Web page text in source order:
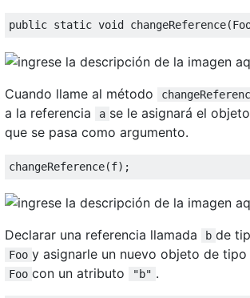
public static void changeReference(
Cuando llame al método
a la referencia a se le asignará el objeto
que se pasa como argumento.
changeReference(f);
Declarar una referencia llamada b de
Foo y asignarle un nuevo objeto de tipo
Foo con un atributo "b" .